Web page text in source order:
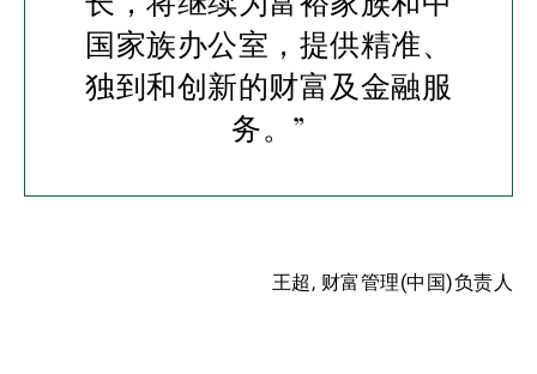
国家族办公室，提供精准、
独到和创新的财富及金融服
务。”
王超, 财富管理(中国)负责人